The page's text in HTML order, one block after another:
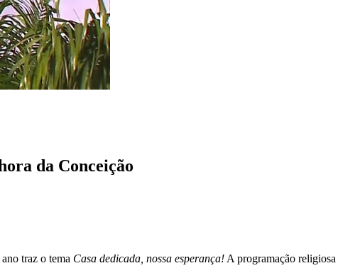
da Conceição
traz o tema Casa dedicada, nossa esperança! A programação religiosa